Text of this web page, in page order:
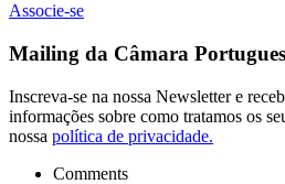
Associe-se
Mailing da Câmara
Inscreva-se na nossa Newsletter e
informações sobre como tratamos os
nossa política de privacidade.
Comments